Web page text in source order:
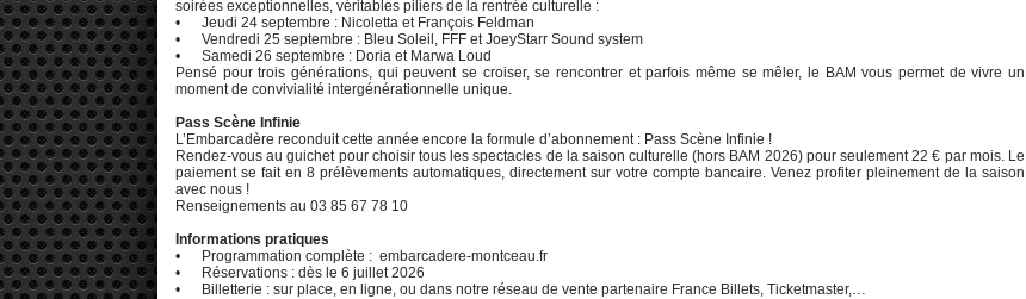
soirées exceptionnelles, véritables piliers de la rentrée culturelle :
• Jeudi 24 septembre : Nicoletta et François Feldman
• Vendredi 25 septembre : Bleu Soleil, FFF et JoeyStarr Sound system
• Samedi 26 septembre : Doria et Marwa Loud
Pensé pour trois générations, qui peuvent se croiser, se rencontrer et parfois même se mêler, le BAM vous permet de vivre un
moment de convivialité intergénérationnelle unique.
Pass Scène Infinie
L’Embarcadère reconduit cette année encore la formule d’abonnement : Pass Scène Infinie !
Rendez-vous au guichet pour choisir tous les spectacles de la saison culturelle (hors BAM 2026) pour seulement 22 € par mois. Le
paiement se fait en 8 prélèvements automatiques, directement sur votre compte bancaire. Venez profiter pleinement de la saison
avec nous !
Renseignements au 03 85 67 78 10
Informations pratiques
• Programmation complète : embarcadere-montceau.fr
• Réservations : dès le 6 juillet 2026
• Billetterie : sur place, en ligne, ou dans notre réseau de vente partenaire France Billets, Ticketmaster,…